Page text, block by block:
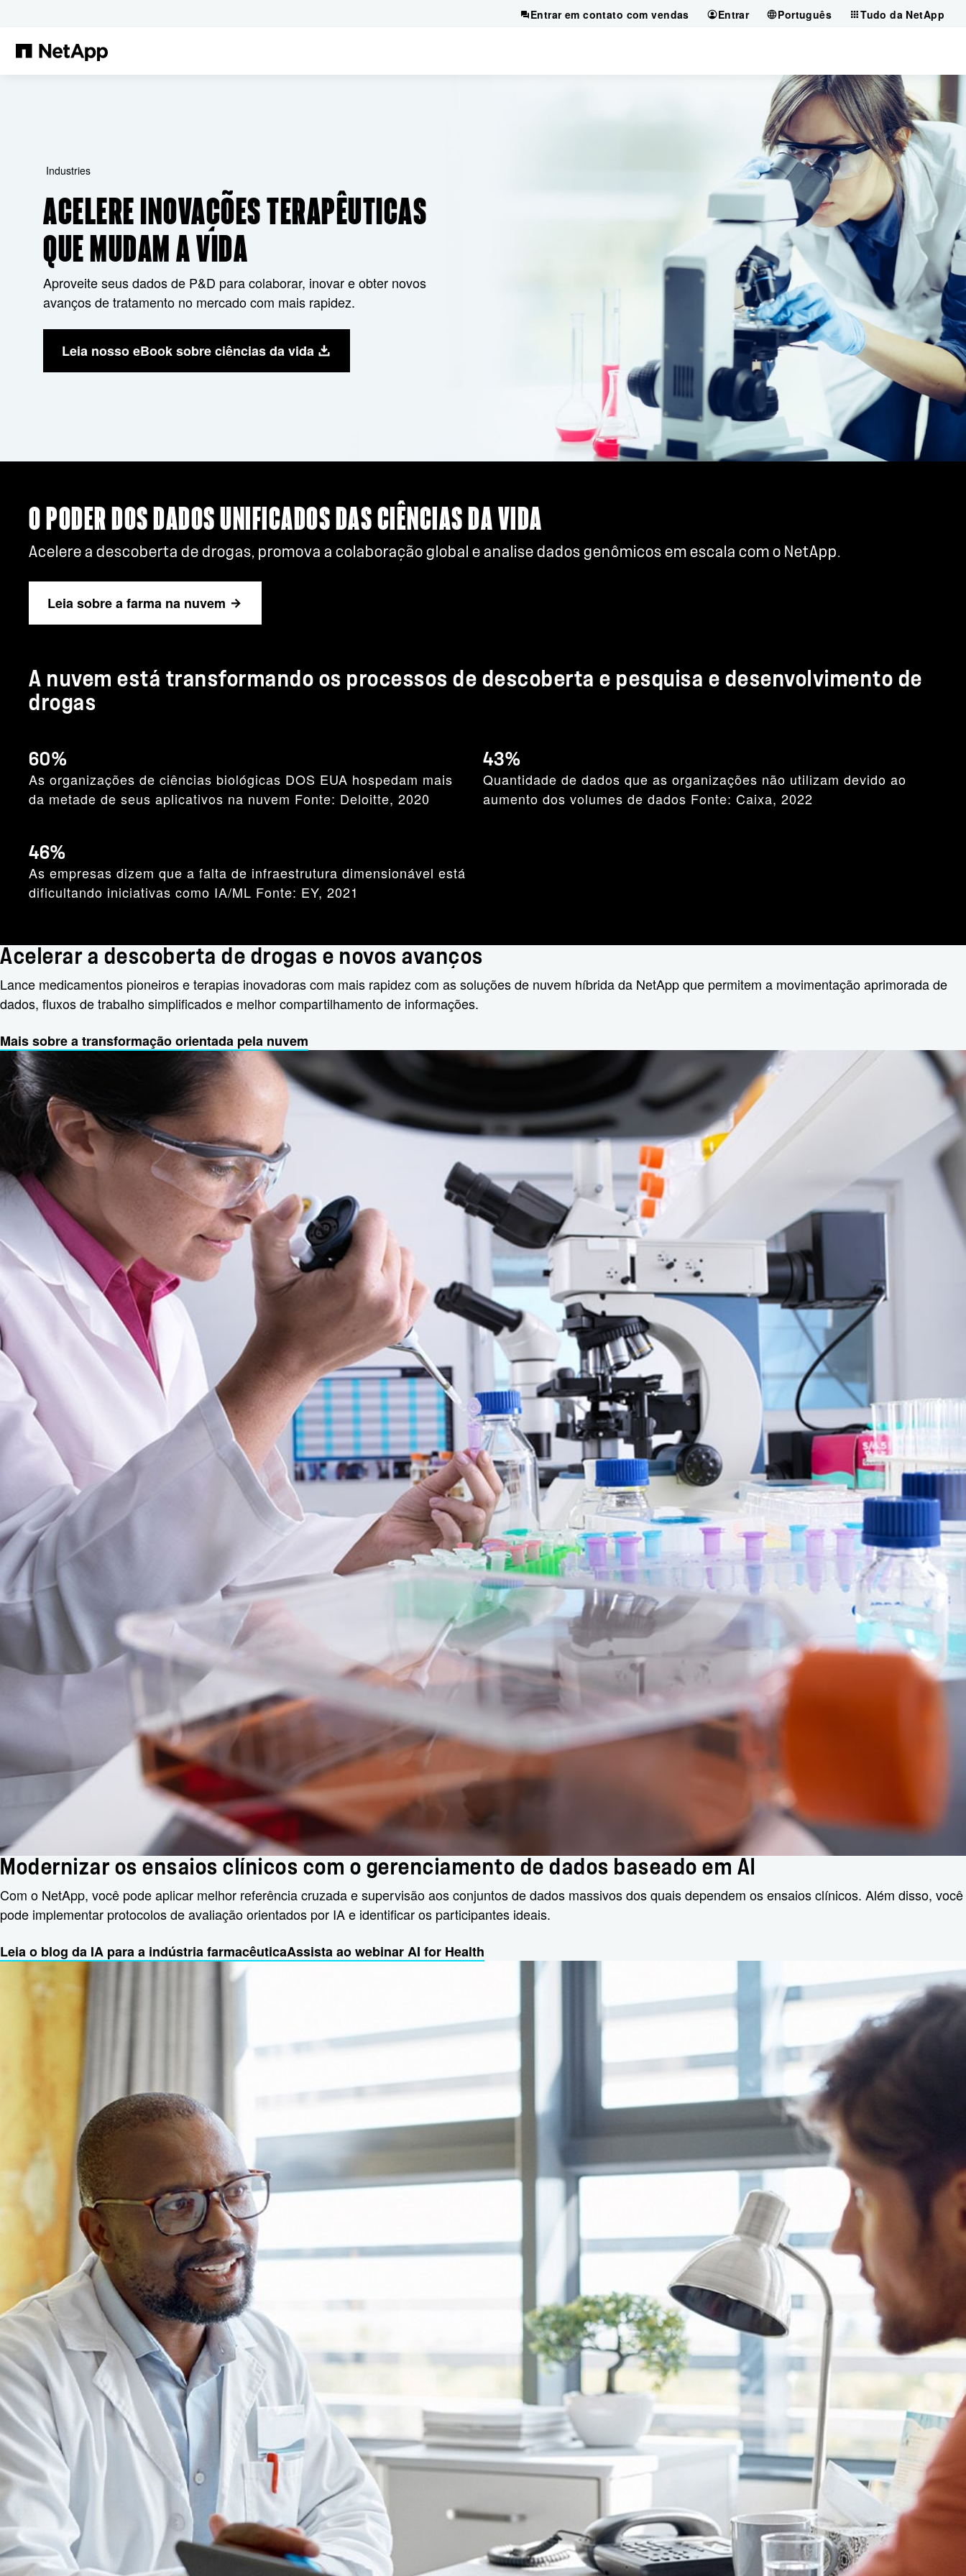
Entrar em contato com vendas Entrar Português Tudo da NetApp
Industries
ACELERE INOVAÇÕES TERAPÊUTICAS
QUE MUDAM A VIDA
Aproveite seus dados de P&D para colaborar, inovar e obter novos
avanços de tratamento no mercado com mais rapidez.
Leia nosso eBook sobre ciências da vida
O PODER DOS DADOS UNIFICADOS DAS CIÊNCIAS DA VIDA
Acelere a descoberta de drogas, promova a colaboração global e analise dados genômicos em escala com o NetApp.
Leia sobre a farma na nuvem
A nuvem está transformando os processos de descoberta e pesquisa e desenvolvimento de
drogas
60%
As organizações de ciências biológicas DOS EUA hospedam mais
da metade de seus aplicativos na nuvem Fonte: Deloitte, 2020
43%
Quantidade de dados que as organizações não utilizam devido ao
aumento dos volumes de dados Fonte: Caixa, 2022
46%
As empresas dizem que a falta de infraestrutura dimensionável está
dificultando iniciativas como IA/ML Fonte: EY, 2021
Acelerar a descoberta de drogas e novos avanços
Lance medicamentos pioneiros e terapias inovadoras com mais rapidez com as soluções de nuvem híbrida da NetApp que permitem a movimentação aprimorada de
dados, fluxos de trabalho simplificados e melhor compartilhamento de informações.
Mais sobre a transformação orientada pela nuvem
Modernizar os ensaios clínicos com o gerenciamento de dados baseado em AI
Com o NetApp, você pode aplicar melhor referência cruzada e supervisão aos conjuntos de dados massivos dos quais dependem os ensaios clínicos. Além disso, você
pode implementar protocolos de avaliação orientados por IA e identificar os participantes ideais.
Leia o blog da IA para a indústria farmacêuticaAssista ao webinar AI for Health